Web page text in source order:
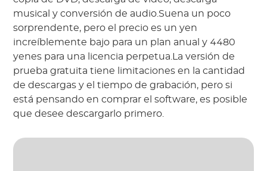
musical y conversión de audio.Suena un poco
sorprendente, pero el precio es un yen
increíblemente bajo para un plan anual y 4480
yenes para una licencia perpetua.La versión de
prueba gratuita tiene limitaciones en la cantidad
de descargas y el tiempo de grabación, pero si
está pensando en comprar el software, es posible
que desee descargarlo primero.